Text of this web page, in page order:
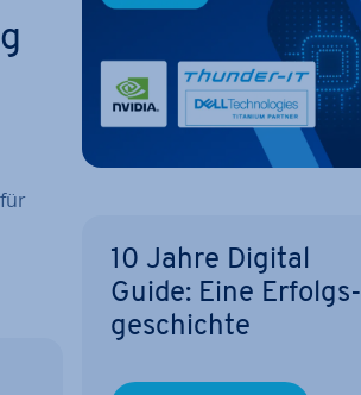
10 Jahre Digital
Guide: Eine Er­folgs­
ge­schich­te